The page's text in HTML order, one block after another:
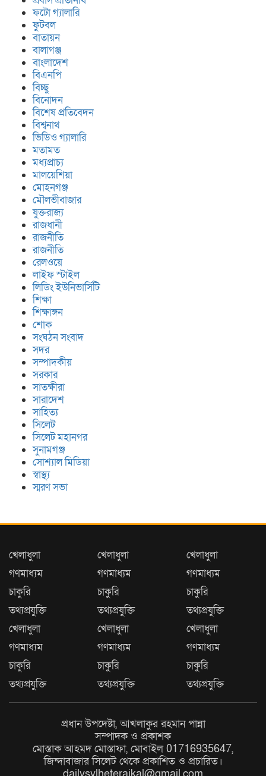
ফটো গ্যালারি
ফুটবল
বাতায়ন
বালাগঞ্জ
বাংলাদেশ
বিএনপি
বিচ্ছু
বিনোদন
বিশেষ প্রতিবেদন
বিশ্বনাথ
ভিডিও গ্যালারি
মতামত
মধ্যপ্রাচ্য
মালয়েশিয়া
মোহনগঞ্জ
মৌলভীবাজার
যুক্তরাজ্য
রাজধানী
রাজনীতি
রাজনীতি
রেলওয়ে
লাইফ স্টাইল
লিডিং ইউনিভার্সিটি
শিক্ষা
শিক্ষাঙ্গন
শোক
সংঘঠন সংবাদ
সদর
সম্পাদকীয়
সরকার
সাতক্ষীরা
সারাদেশ
সাহিত্য
সিলেট
সিলেট মহানগর
সুনামগঞ্জ
সোশ্যাল মিডিয়া
স্বাস্থ্য
স্মরণ সভা
খেলাধুলা
গণমাধ্যম
চাকুরি
তথ্যপ্রযুক্তি
খেলাধুলা
গণমাধ্যম
চাকুরি
তথ্যপ্রযুক্তি
খেলাধুলা
গণমাধ্যম
চাকুরি
তথ্যপ্রযুক্তি
খেলাধুলা
গণমাধ্যম
চাকুরি
তথ্যপ্রযুক্তি
খেলাধুলা
গণমাধ্যম
চাকুরি
তথ্যপ্রযুক্তি
খেলাধুলা
গণমাধ্যম
চাকুরি
তথ্যপ্রযুক্তি
প্রধান উপদেষ্টা, আখলাকুর রহমান পান্না
সম্পাদক ও প্রকাশক
মোস্তাক আহমদ মোস্তাফা, মোবাইল 01716935647,
জিন্দাবাজার সিলেট থেকে প্রকাশিত ও প্রচারিত।